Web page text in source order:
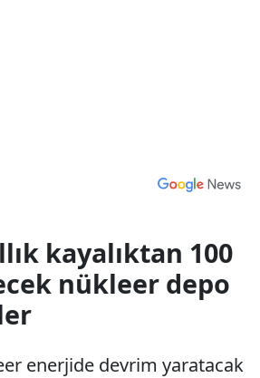
kayalıktan 100
nükleer depo
enerjide devrim yaratacak